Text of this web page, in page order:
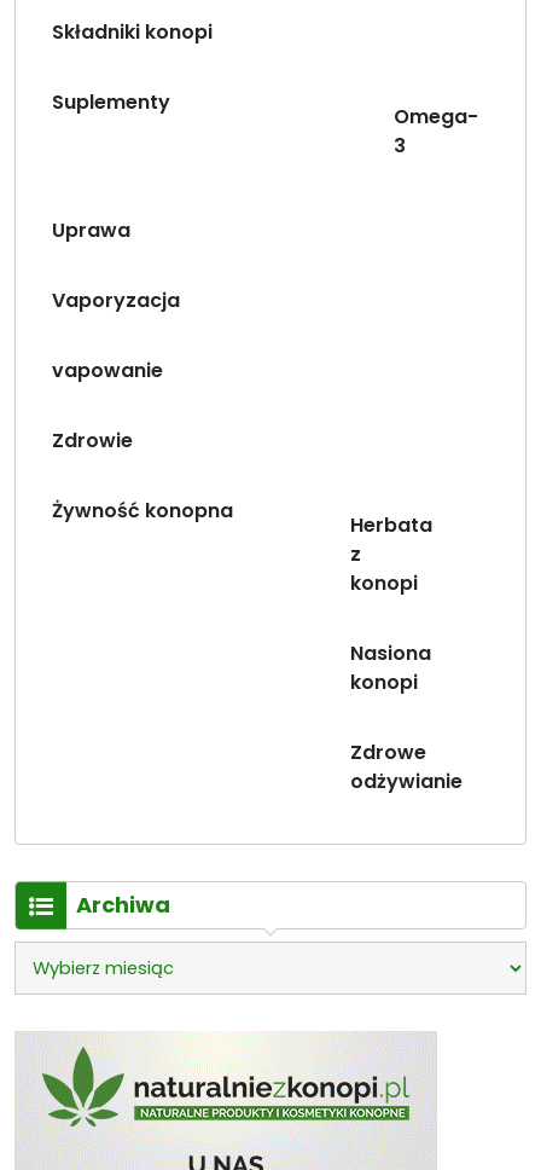
Składniki konopi
Suplementy
Omega-
3
Uprawa
Vaporyzacja
vapowanie
Zdrowie
Żywność konopna
Herbata
z
konopi
Nasiona
konopi
Zdrowe
odżywianie
Archiwa
Archiwa